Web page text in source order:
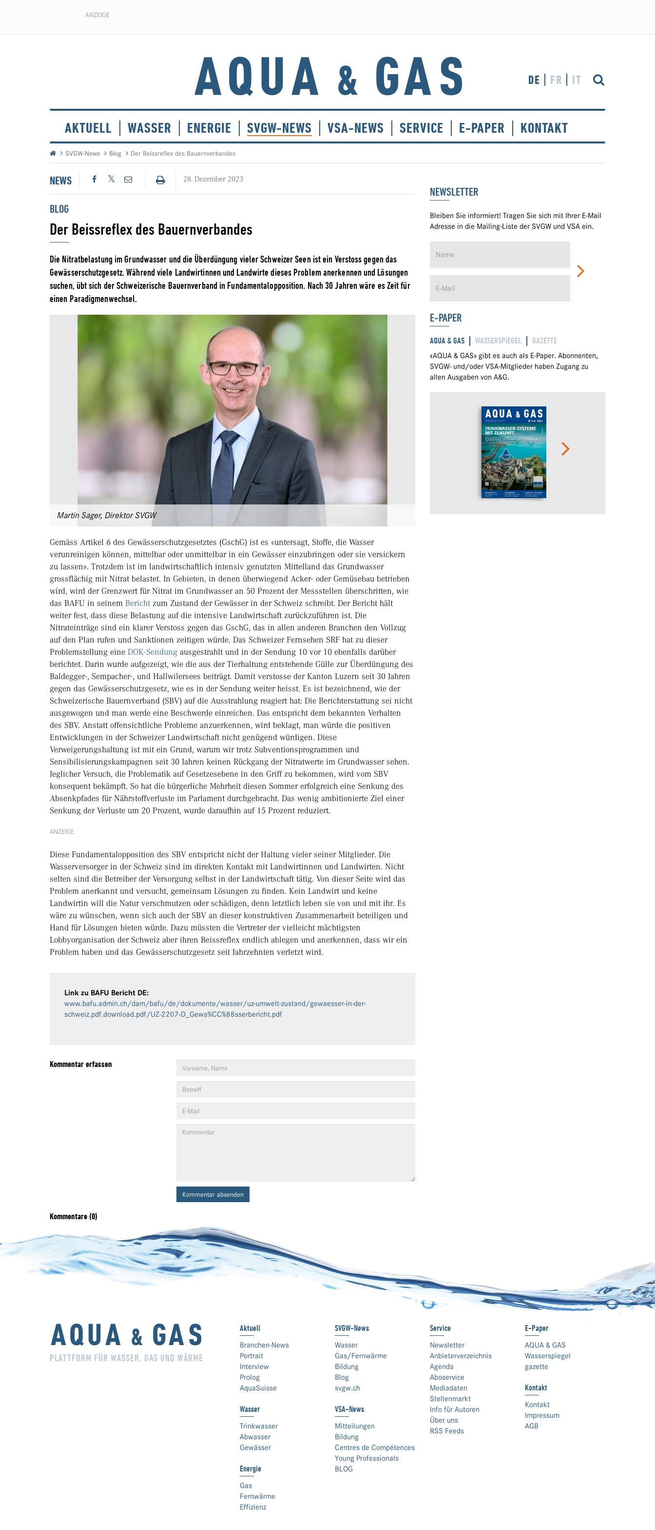
ANZEIGE
DE FR IT
AKTUELL WASSER ENERGIE SVGW-NEWS VSA-NEWS SERVICE E-PAPER KONTAKT
SVGW-News Blog Der Beissreflex des Bauernverbandes
NEWS 28. Dezember 2023
BLOG
Der Beissreflex des Bauernverbandes
Die Nitratbelastung im Grundwasser und die Überdüngung vieler Schweizer Seen ist ein Verstoss gegen das
Gewässerschutzgesetz. Während viele Landwirtinnen und Landwirte dieses Problem anerkennen und Lösungen
suchen, übt sich der Schweizerische Bauernverband in Fundamentalopposition. Nach 30 Jahren wäre es Zeit für
einen Paradigmenwechsel.
Martin Sager, Direktor SVGW
Gemäss Artikel 6 des Gewässerschutzgesetztes (GschG) ist es «untersagt, Stoffe, die Wasser
verunreinigen können, mittelbar oder unmittelbar in ein Gewässer einzubringen oder sie versickern
zu lassen». Trotzdem ist im landwirtschaftlich intensiv genutzten Mittelland das Grundwasser
grossflächig mit Nitrat belastet. In Gebieten, in denen überwiegend Acker- oder Gemüsebau betrieben
wird, wird der Grenzwert für Nitrat im Grundwasser an 50 Prozent der Messstellen überschritten, wie
das BAFU in seinem Bericht zum Zustand der Gewässer in der Schweiz schreibt. Der Bericht hält
weiter fest, dass diese Belastung auf die intensive Landwirtschaft zurückzuführen ist. Die
Nitrateinträge sind ein klarer Verstoss gegen das GschG, das in allen anderen Branchen den Vollzug
auf den Plan rufen und Sanktionen zeitigen würde. Das Schweizer Fernsehen SRF hat zu dieser
Problemstellung eine DOK-Sendung ausgestrahlt und in der Sendung 10 vor 10 ebenfalls darüber
berichtet. Darin wurde aufgezeigt, wie die aus der Tierhaltung entstehende Gülle zur Überdüngung des
Baldegger-, Sempacher-, und Hallwilersees beiträgt. Damit verstosse der Kanton Luzern seit 30 Jahren
gegen das Gewässerschutzgesetz, wie es in der Sendung weiter heisst. Es ist bezeichnend, wie der
Schweizerische Bauernverband (SBV) auf die Ausstrahlung reagiert hat: Die Berichterstattung sei nicht
ausgewogen und man werde eine Beschwerde einreichen. Das entspricht dem bekannten Verhalten
des SBV. Anstatt offensichtliche Probleme anzuerkennen, wird beklagt, man würde die positiven
Entwicklungen in der Schweizer Landwirtschaft nicht genügend würdigen. Diese
Verweigerungshaltung ist mit ein Grund, warum wir trotz Subventionsprogrammen und
Sensibilisierungskampagnen seit 30 Jahren keinen Rückgang der Nitratwerte im Grundwasser sehen.
Jeglicher Versuch, die Problematik auf Gesetzesebene in den Griff zu bekommen, wird vom SBV
konsequent bekämpft. So hat die bürgerliche Mehrheit diesen Sommer erfolgreich eine Senkung des
Absenkpfades für Nährstoffverluste im Parlament durchgebracht. Das wenig ambitionierte Ziel einer
Senkung der Verluste um 20 Prozent, wurde daraufhin auf 15 Prozent reduziert.
ANZEIGE
Diese Fundamentalopposition des SBV entspricht nicht der Haltung vieler seiner Mitglieder. Die
Wasserversorger in der Schweiz sind im direkten Kontakt mit Landwirtinnen und Landwirten. Nicht
selten sind die Betreiber der Versorgung selbst in der Landwirtschaft tätig. Von dieser Seite wird das
Problem anerkannt und versucht, gemeinsam Lösungen zu finden. Kein Landwirt und keine
Landwirtin will die Natur verschmutzen oder schädigen, denn letztlich leben sie von und mit ihr. Es
wäre zu wünschen, wenn sich auch der SBV an dieser konstruktiven Zusammenarbeit beteiligen und
Hand für Lösungen bieten würde. Dazu müssten die Vertreter der vielleicht mächtigsten
Lobbyorganisation der Schweiz aber ihren Beissreflex endlich ablegen und anerkennen, dass wir ein
Problem haben und das Gewässerschutzgesetz seit Jahrzehnten verletzt wird.
Link zu BAFU Bericht DE:
www.bafu.admin.ch/dam/bafu/de/dokumente/wasser/uz-umwelt-zustand/gewaesser-in-der-
schweiz.pdf.download.pdf/UZ-2207-D_Gewa%CC%88sserbericht.pdf
Kommentar erfassen
Kommentar absenden
Kommentare (0)
NEWSLETTER
Bleiben Sie informiert! Tragen Sie sich mit Ihrer E-Mail
Adresse in die Mailing-Liste der SVGW und VSA ein.
E-PAPER
AQUA & GAS WASSERSPIEGEL GAZETTE
«AQUA & GAS» gibt es auch als E-Paper. Abonnenten,
SVGW- und/oder VSA-Mitglieder haben Zugang zu
allen Ausgaben von A&G.
PLATTFORM FÜR WASSER, GAS UND WÄRME
Aktuell
Branchen-News
Portrait
Interview
Prolog
AquaSuisse
Wasser
Trinkwasser
Abwasser
Gewässer
Energie
Gas
Fernwärme
Effizienz
SVGW-News
Wasser
Gas/Fernwärme
Bildung
Blog
svgw.ch
VSA-News
Mitteilungen
Bildung
Centres de Compétences
Young Professionals
BLOG
Service
Newsletter
Anbieterverzeichnis
Agenda
Aboservice
Mediadaten
Stellenmarkt
Info für Autoren
Über uns
RSS Feeds
E-Paper
AQUA & GAS
Wasserspiegel
gazette
Kontakt
Kontakt
Impressum
AGB